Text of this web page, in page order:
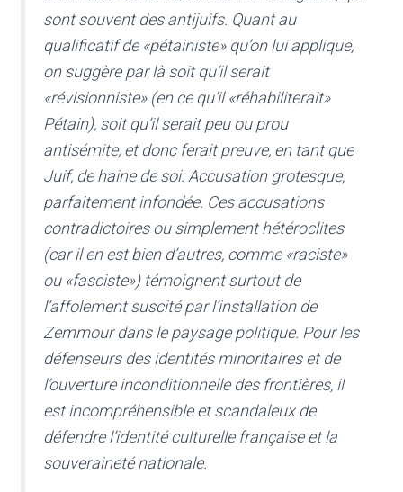
sont souvent des antijuifs. Quant au
qualificatif de «pétainiste» qu’on lui applique,
on suggère par là soit qu’il serait
«révisionniste» (en ce qu’il «réhabiliterait»
Pétain), soit qu’il serait peu ou prou
antisémite, et donc ferait preuve, en tant que
Juif, de haine de soi. Accusation grotesque,
parfaitement infondée. Ces accusations
contradictoires ou simplement hétéroclites
(car il en est bien d’autres, comme «raciste»
ou «fasciste») témoignent surtout de
l’affolement suscité par l’installation de
Zemmour dans le paysage politique. Pour les
défenseurs des identités minoritaires et de
l’ouverture inconditionnelle des frontières, il
est incompréhensible et scandaleux de
défendre l’identité culturelle française et la
souveraineté nationale.